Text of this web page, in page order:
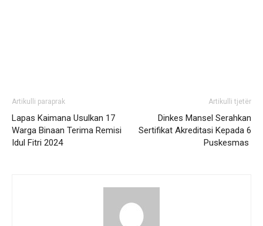
Artikulli paraprak
Lapas Kaimana Usulkan 17
Warga Binaan Terima Remisi
Idul Fitri 2024
Artikulli tjetër
Dinkes Mansel Serahkan
Sertifikat Akreditasi Kepada 6
Puskesmas